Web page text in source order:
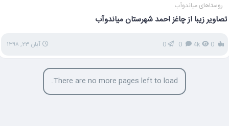
روستاهای میاندوآب
تصاویر زیبا از چاغز احمد شهرستان میاندوآب
4k
0 آبان ۲۳, ۱۳۹۸
There are no more pages left to load.